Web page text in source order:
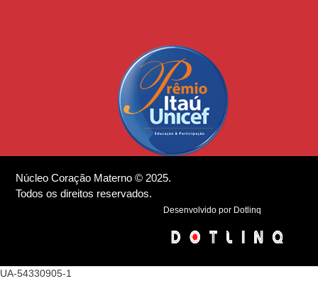
Núcleo Coração Materno © 2025.
Todos os direitos reservados.
Desenvolvido por Dotlinq
UA-54330905-1